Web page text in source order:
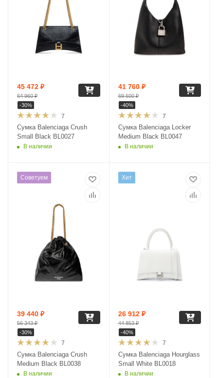
7
Сумка Balenciaga Crush
Small Black BL0027
В наличии
45 472 ₽
64 960₽
-30%
7
Сумка Balenciaga Locker
Medium Black BL0047
В наличии
41 760₽
69 600₽
-40%
Советуем
7
Сумка Balenciaga Crush
Medium Black BL0038
В наличии
39 440 ₽
56 343₽
-30%
Хит
7
Сумка Balenciaga Hourglass
Small White BL0018
В наличии
26 912₽
44 853₽
-40%